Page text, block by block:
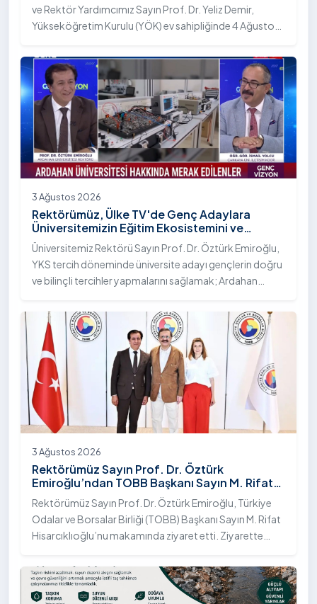
ve Rektör Yardımcımız Sayın Prof. Dr. Yeliz Demir,
Yükseköğretim Kurulu (YÖK) ev sahipliğinde 4 Ağustos
Bilim Diplomasisi: Akademi Lansmanı” programına
katıldı.
3 Ağustos 2026
Rektörümüz, Ülke TV'de Genç Adaylara
Üniversitemizin Eğitim Ekosistemini ve
Sunduğu Nitelikli İmkânları Anlattı
Üniversitemiz Rektörü Sayın Prof. Dr. Öztürk Emiroğlu,
YKS tercih döneminde üniversite adayı gençlerin doğru
ve bilinçli tercihler yapmalarını sağlamak; Ardahan
çeşitliliğini ve nitelikli imkânlarını aktarmak üzere Ülke TV
ekranlarında yayımlanan "Genç Vizyon" programına
canlı yayın konuğu olarak katıldı.
3 Ağustos 2026
Rektörümüz Sayın Prof. Dr. Öztürk
Emiroğlu’ndan TOBB Başkanı Sayın M. Rifat
Hisarcıklıoğlu’na Ziyaret
Rektörümüz Sayın Prof. Dr. Öztürk Emiroğlu, Türkiye
Odalar ve Borsalar Birliği (TOBB) Başkanı Sayın M. Rifat
Hisarcıklıoğlu’nu makamında ziyaret etti. Ziyarette
Emiroğlu Hanımefendi eşlik etti.